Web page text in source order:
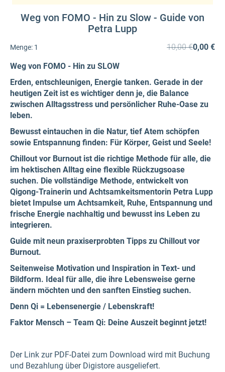
Weg von FOMO - Hin zu Slow - Guide von
Petra Lupp
Menge: 1 10,00 €0,00 €
Weg von FOMO - Hin zu SLOW
Erden, entschleunigen, Energie tanken. Gerade in der
heutigen Zeit ist es wichtiger denn je, die Balance
zwischen Alltagsstress und persönlicher Ruhe-Oase zu
leben.
Bewusst eintauchen in die Natur, tief Atem schöpfen
sowie Entspannung finden: Für Körper, Geist und Seele!
Chillout vor Burnout ist die richtige Methode für alle, die
im hektischen Alltag eine flexible Rückzugsoase
suchen. Die vollständige Methode, entwickelt von
Qigong-Trainerin und Achtsamkeitsmentorin Petra Lupp
bietet Impulse um Achtsamkeit, Ruhe, Entspannung und
frische Energie nachhaltig und bewusst ins Leben zu
integrieren.
Guide mit neun praxiserprobten Tipps zu Chillout vor
Burnout.
Seitenweise Motivation und Inspiration in Text- und
Bildform. Ideal für alle, die ihre Lebensweise gerne
ändern möchten und den sanften Einstieg suchen.
Denn Qi = Lebensenergie / Lebenskraft!
Faktor Mensch – Team Qi: Deine Auszeit beginnt jetzt!
Der Link zur PDF-Datei zum Download wird mit Buchung
und Bezahlung über Digistore ausgeliefert.